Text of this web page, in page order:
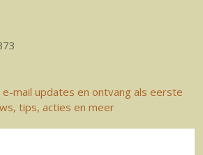
mail updates en ontvang als eerste
tips, acties en meer